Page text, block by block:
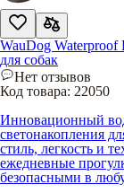
WauDog Waterproof
для собак
Нет отзывов
Код товара: 22050
Инновационный
светонакопления
стиль, легкость и
ежедневные
безопасными в